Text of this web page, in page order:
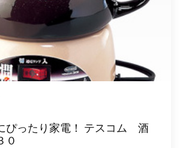
ぴったり家電！ テスコム 酒
０